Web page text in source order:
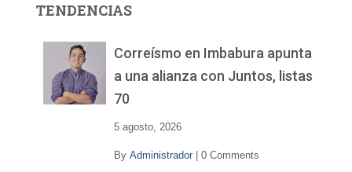
d
TENDENCIAS
Correísmo en Imbabura apunta
a una alianza con Juntos, listas
70
5 agosto, 2026
By Administrador 0 Comments